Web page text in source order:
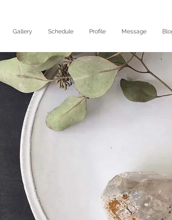
Gallery Schedule Profile Message